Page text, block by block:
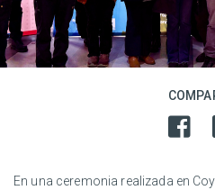
En una ceremonia realizada en